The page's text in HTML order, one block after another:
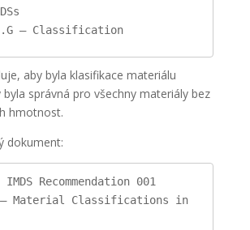
– Classification
aby byla klasifikace materiálu
byla správná pro všechny materiály bez
hmotnost.
dokument:
Recommendation 001
– Material Classifications in